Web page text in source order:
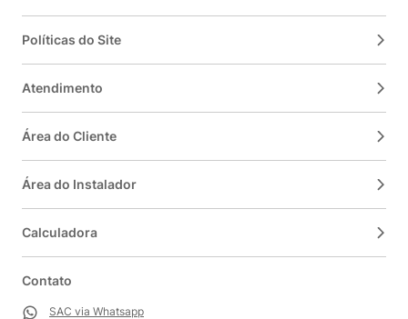
Políticas do Site
Atendimento
Área do Cliente
Área do Instalador
Calculadora
Contato
SAC via Whatsapp